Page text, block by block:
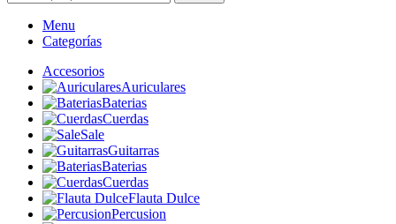
Menu
Categorías
Accesorios
Auriculares
Baterias
Cuerdas
Sale
Guitarras
Baterias
Cuerdas
Flauta Dulce
Percusion